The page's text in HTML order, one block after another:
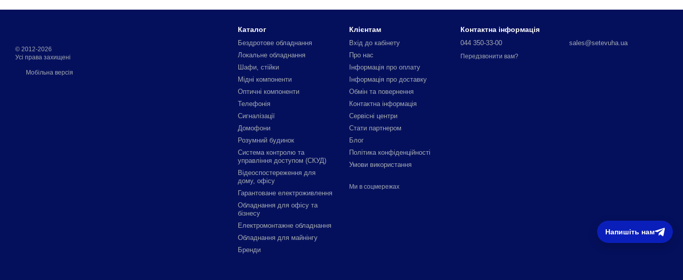
© 2012-2026
Усі права захищені
Мобільна версія
Каталог
Бездротове обладнання
Локальне обладнання
Шафи, стійки
Мідні компоненти
Оптичні компоненти
Телефонія
Сигналізації
Домофони
Розумний будинок
Система контролю та
управління доступом (СКУД)
Відеоспостереження для
дому, офісу
Гарантоване електроживлення
Обладнання для офісу та
бізнесу
Електромонтажне обладнання
Обладнання для майнінгу
Бренди
Клієнтам
Вхід до кабінету
Про нас
Інформація про оплату
Інформація про доставку
Обмін та повернення
Контактна інформація
Сервісні центри
Стати партнером
Блог
Політика конфіденційності
Умови використання
Ми в соцмережах
Контактна інформація
044 350-33-00
Передзвонити вам?
sales@setevuha.ua
Напишіть нам